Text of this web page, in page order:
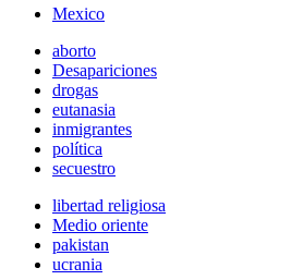
Mexico
aborto
Desapariciones
drogas
eutanasia
inmigrantes
política
secuestro
libertad religiosa
Medio oriente
pakistan
ucrania